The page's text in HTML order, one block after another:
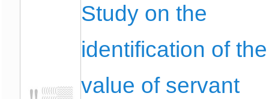
Study on the
identification of
value of servant